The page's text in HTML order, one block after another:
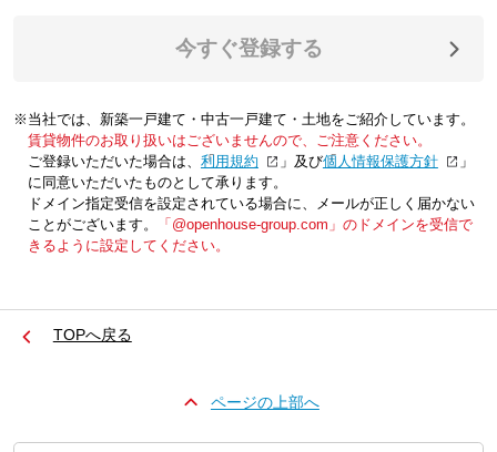
今すぐ登録する
※当社では、新築一戸建て・中古一戸建て・土地をご紹介しています。
賃貸物件のお取り扱いはございませんので、ご注意ください。
ご登録いただいた場合は、「利用規約 」及び「個人情報保護方針
」
に同意いただいたものとして承ります。
ドメイン指定受信を設定されている場合に、メールが正しく届かない
ことがございます。
「@openhouse-group.com」のドメインを受信で
きるように設定してください。
TOPへ戻る
ページの上部へ